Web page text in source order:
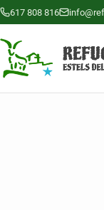
617 808 816